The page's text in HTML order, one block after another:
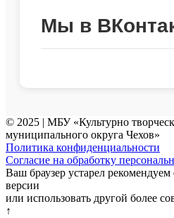
Мы в
© 2025 | МБУ «Культурно
муниципального округа Чехов»
Политика конфиденциальности
Согласие на обработку
Ваш браузер устарел
версии
или использовать другой более
↑